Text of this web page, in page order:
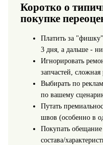
Коротко о
покупке
Платить за
3 дня, а дальше -
Игнорировать
запчастей,
Выбирать по
по вашему
Путать
швов (особенно в
Покупать обещание
состава/